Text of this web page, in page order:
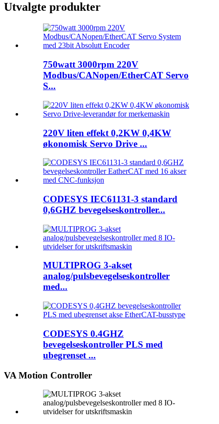
Utvalgte produkter
750watt 3000rpm 220V
Modbus/CANopen/EtherCAT Servo
S...
220V liten effekt 0,2KW 0,4KW
økonomisk Servo Drive ...
CODESYS IEC61131-3 standard
0,6GHZ bevegelseskontroller...
MULTIPROG 3-akset
analog/pulsbevegelseskontroller
med...
CODESYS 0.4GHZ
bevegelseskontroller PLS med
ubegrenset ...
VA Motion Controller